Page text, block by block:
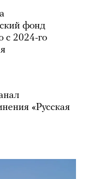
фонд
с 2024-го
«Русская